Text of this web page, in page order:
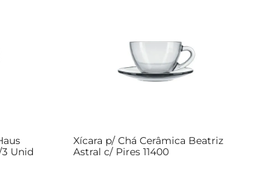
Unid
Xícara p/ Chá Cerâmica Beatriz
Astral c/ Pires 11400